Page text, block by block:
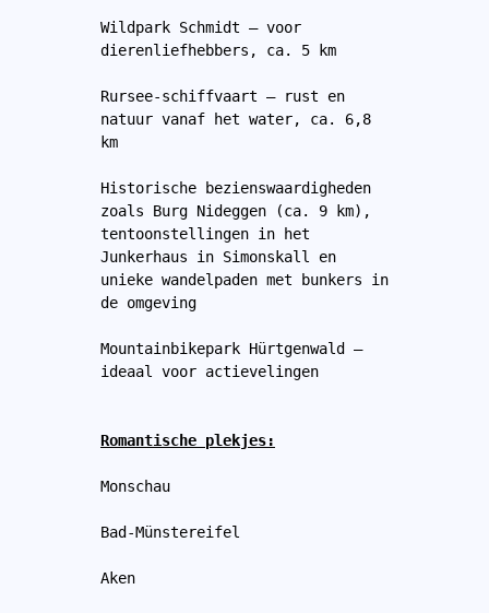
Wildpark Schmidt – voor
dierenliefhebbers, ca. 5 km
Rursee-schiffvaart – rust en
natuur vanaf het water, ca. 6,8
km
Historische bezienswaardigheden
zoals Burg Nideggen (ca. 9 km),
tentoonstellingen in het
Junkerhaus in Simonskall en
unieke wandelpaden met bunkers in
de omgeving
Mountainbikepark Hürtgenwald –
ideaal voor actievelingen
Romantische plekjes:
Monschau
Bad-Münstereifel
Aken